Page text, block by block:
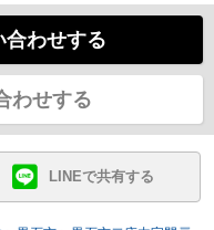
合わせする
わせする
LINEで共有する